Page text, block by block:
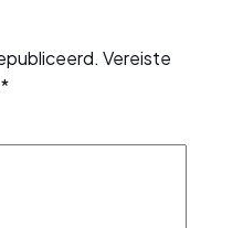
Vereiste
*